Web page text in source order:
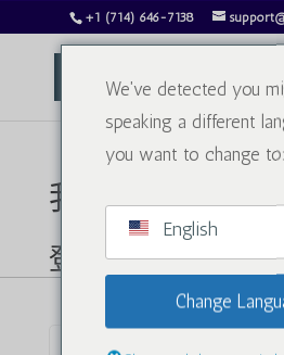
+1 (714) 646-7138
我的账户
登录
We've detected you
speaking a different
you want to change to:
English
Change